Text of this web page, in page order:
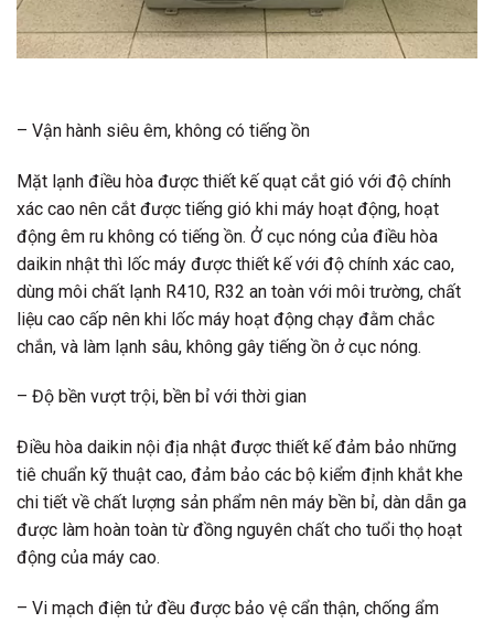
– Vận hành siêu êm, không có tiếng ồn
Mặt lạnh điều hòa được thiết kế quạt cắt gió với độ chính
xác cao nên cắt được tiếng gió khi máy hoạt động, hoạt
động êm ru không có tiếng ồn. Ở cục nóng của điều hòa
daikin nhật thì lốc máy được thiết kế với độ chính xác cao,
dùng môi chất lạnh R410, R32 an toàn với môi trường, chất
liệu cao cấp nên khi lốc máy hoạt động chạy đằm chắc
chắn, và làm lạnh sâu, không gây tiếng ồn ở cục nóng.
– Độ bền vượt trội, bền bỉ với thời gian
Điều hòa daikin nội địa nhật được thiết kế đảm bảo những
tiê chuẩn kỹ thuật cao, đảm bảo các bộ kiểm định khắt khe
chi tiết về chất lượng sản phẩm nên máy bền bỉ, dàn dẫn ga
được làm hoàn toàn từ đồng nguyên chất cho tuổi thọ hoạt
động của máy cao.
– Vi mạch điện tử đều được bảo vệ cẩn thận, chống ẩm